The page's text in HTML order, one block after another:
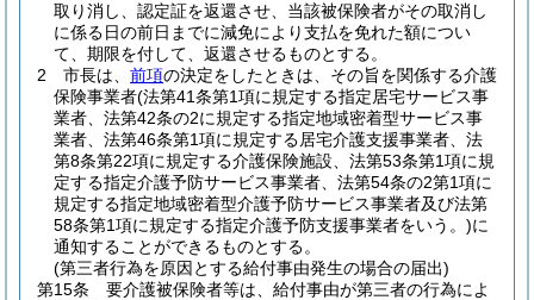
取り消し、認定証を返還させ、当該被保険者がその取消し
に係る日の前日までに減免により支払を免れた額につい
て、期限を付して、返還させるものとする。
2
市長は、 前項の決定をしたときは、その旨を関係する介護
保険事業者(法第41条第1項に規定する指定居宅サービス事
業者、法第42条の2に規定する指定地域密着型サービス事
業者、法第46条第1項に規定する居宅介護支援事業者、法
第8条第22項に規定する介護保険施設、法第53条第1項に規
定する指定介護予防サービス事業者、法第54条の2第1項に
規定する指定地域密着型介護予防サービス事業者及び法第
58条第1項に規定する指定介護予防支援事業者をいう。)に
通知することができるものとする。
(第三者行為を原因とする給付事由発生の場合の届出)
第15条
要介護被保険者等は、給付事由が第三者の行為によ